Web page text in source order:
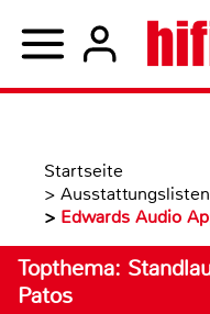
Startseite
> Ausstattungslisten
> Edwards Audio
Topthema:
Patos